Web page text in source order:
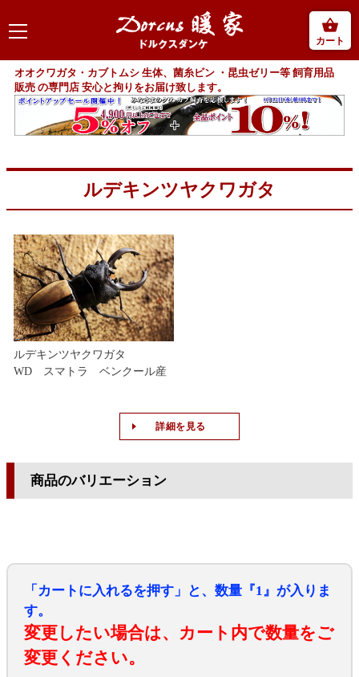
カート
オオクワガタ・カブトムシ 生体、菌糸ビン ・昆虫ゼリー等 飼育用品
販売 の専門店 安心と拘りをお届け致します。
ルデキンツヤクワガタ
ルデキンツヤクワガタ
WD スマトラ ベンクール産
詳細を見る
商品のバリエーション
「カートに入れるを押す」と、数量『1』が入りま
す。
変更したい場合は、カート内で数量をご
変更ください。